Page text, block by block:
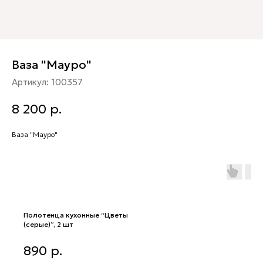
Ваза "Мауро"
Артикул: 100357
8 200 р.
Ваза "Мауро"
Полотенца кухонные “Цветы
(серые)”, 2 шт
(серые)”, 2 шт
890 р.